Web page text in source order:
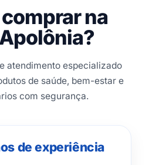
na
atendimento especializado
de saúde, bem-estar e
com segurança.
de experiência